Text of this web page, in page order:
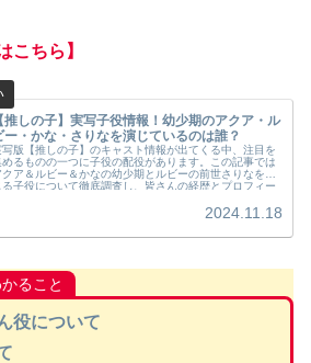
こちら】
【推しの子】実写子役情報！幼少期のアクア・ル
ー・かな・さりなを演じているのは誰？
写版【推しの子】のキャスト情報が出てくる中、注目を
めるものの一つに子役の配役があります。この記事では
クア＆ルビー＆かなの幼少期とルビーの前世さりなを演
る子役について徹底調査し、皆さんの経歴とプロフィー
2024.11.18
ること
役について